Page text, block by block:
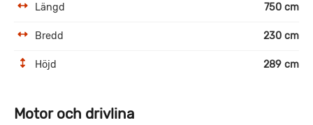
Längd 750 cm
Bredd 230 cm
Höjd 289 cm
Motor och drivlina